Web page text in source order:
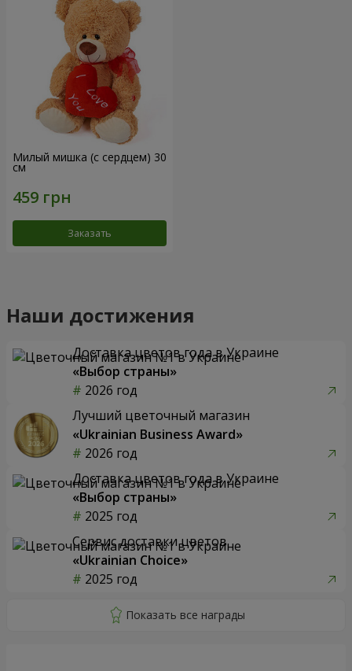
Милый мишка (с сердцем) 30
см
Заказать
Наши достижения
Доставка цветов года в Украине
«Выбор страны»
2026 год
Лучший цветочный магазин
«Ukrainian Business Award»
2026 год
Доставка цветов года в Украине
«Выбор страны»
2025 год
Сервис доставки цветов
«Ukrainian Choice»
2025 год